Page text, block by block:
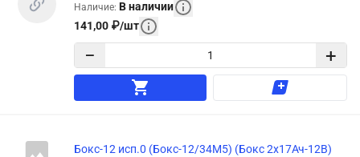
Наличие: В наличии
141,00 ₽/шт
− +
Бокс-12 исп.0 (Бокс-12/34М5) (Бокс 2х17Ач-12В)